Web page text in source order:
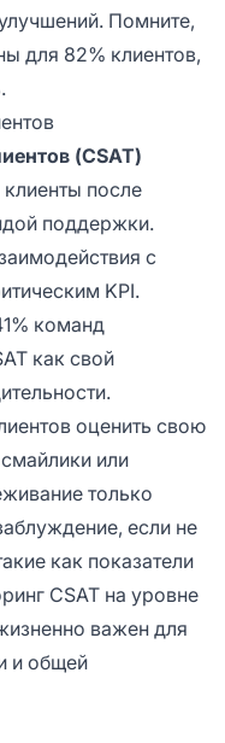
Помните,
для 82% клиентов,
(CSAT)
после
поддержки.
с
KPI.
команд
как свой
оценить свою
или
только
если не
как показатели
CSAT на уровне
важен для
и общей